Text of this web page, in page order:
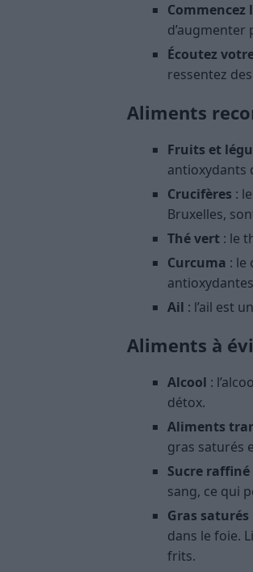
d’augmenter
Écoutez
ressentez
Aliments
Fruits et
antioxydants
Crucifères :
Bruxelles,
Thé vert : le
Curcuma : le
Ail : l’ail est
Aliments à
Alcool :
détox.
Aliments
gras saturés
Sucre raffiné
sang, ce qui
Gras saturés
dans le foie.
frits.